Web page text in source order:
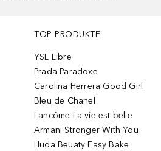
TOP PRODUKTE
YSL Libre
Prada Paradoxe
Carolina Herrera Good Girl
Bleu de Chanel
Lancôme La vie est belle
Armani Stronger With You
Huda Beuaty Easy Bake